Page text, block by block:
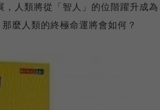
人類將從「智人」的位階躍升成為
麼人類的終極命運將會如何？